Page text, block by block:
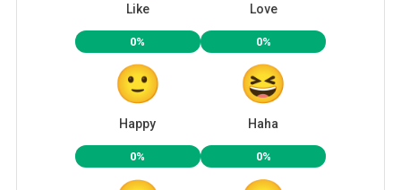
Like Love
0%
Happy
0%
Haha
0% 0%